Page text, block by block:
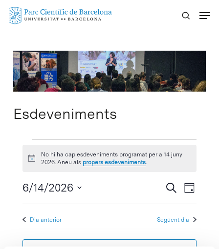
Skip
Esdeveniments
Esdeveniments
del
14
juny
2026
Avís
No hi ha cap esdeveniments programat per a 14 juny
2026. Aneu als propers esdeveniments.
visual
cerca
Cercar
Dia
6/14/2026
Dia anterior Següent dia